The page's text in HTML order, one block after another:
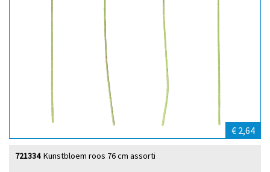
€ 2,64
Kunstbloem roos 76 cm assorti
721334